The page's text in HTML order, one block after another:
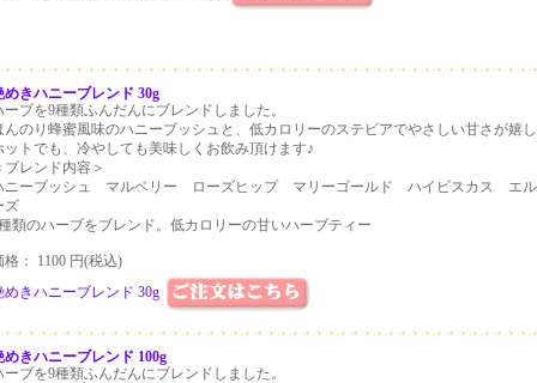
めきハニーブレンド 30g
ーブを9種類ふんだんにブレンドしました。
んのり蜂蜜風味のハニーブッシュと、低カロリーのステビアでやさしい甘さが嬉し
ットでも、冷やしても美味しくお飲み頂けます♪
ブレンド内容＞
ニーブッシュ マルベリー ローズヒップ マリーゴールド ハイビスカス エ
ズ
類のハーブをブレンド。低カロリーの甘いハーブティー
格： 1100 円(税込)
めきハニーブレンド 30g
めきハニーブレンド 100g
ーブを9種類ふんだんにブレンドしました。